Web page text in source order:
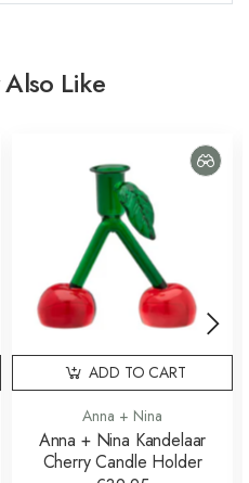
Like
Anna + Nina
Anna + Nina Kandelaar
Cherry Candle Holder
ADD TO CART